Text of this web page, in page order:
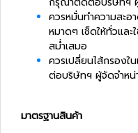
ควรหมั่นทำความสะอ
หมาดๆ เช็ดให้ทั่วและ
สม่ำเสมอ
ควรเปลี่ยนไส้กรอง
ต่อบริษัทฯ ผู้จัดจำหน่
มาตรฐานสินค้า